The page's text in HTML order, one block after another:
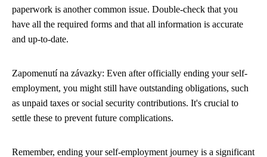
paperwork is another common issue. Double-check that you
have all the required forms and that all information is accurate
and up-to-date.
Zapomenutí na závazky: Even after officially ending your self-
employment, you might still have outstanding obligations, such
as unpaid taxes or social security contributions. It's crucial to
settle these to prevent future complications.
Remember, ending your self-employment journey is a significant